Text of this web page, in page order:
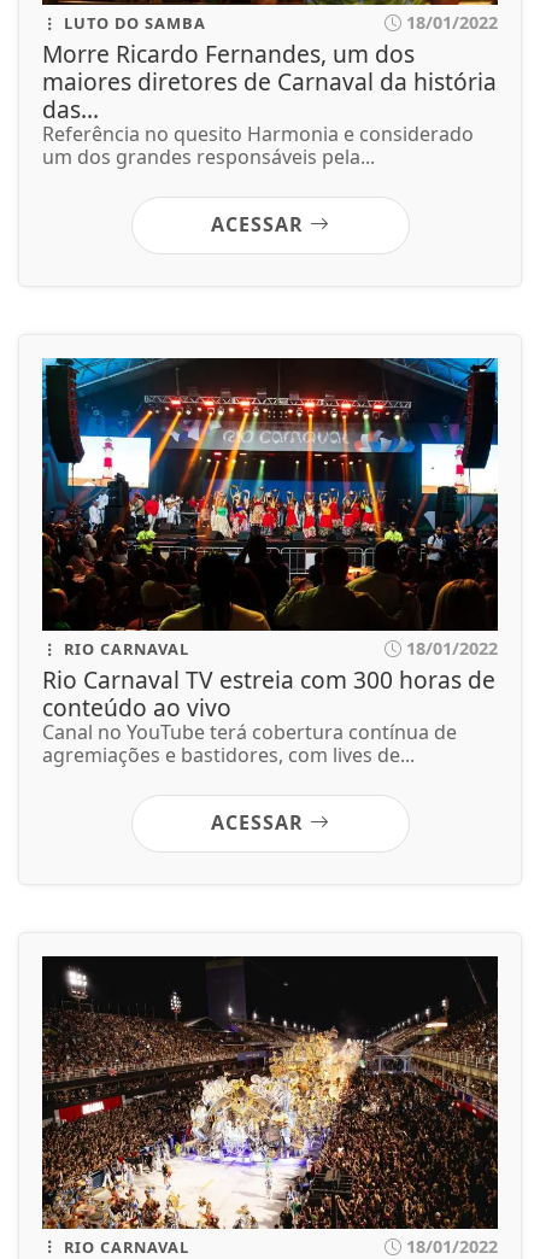
LUTO DO SAMBA 18/01/2022
Morre Ricardo Fernandes, um dos
maiores diretores de Carnaval da história
das...
Referência no quesito Harmonia e considerado
um dos grandes responsáveis pela...
ACESSAR
RIO CARNAVAL 18/01/2022
Rio Carnaval TV estreia com 300 horas de
conteúdo ao vivo
Canal no YouTube terá cobertura contínua de
agremiações e bastidores, com lives de...
ACESSAR
RIO CARNAVAL 18/01/2022